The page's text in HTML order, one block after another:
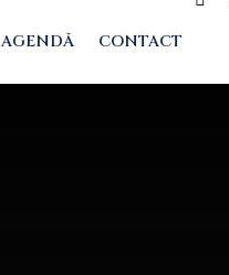
AGENDĂ CONTACT